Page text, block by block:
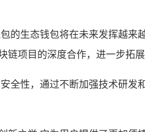
的生态钱包将在未来发挥越
项目的深度合作，进一步拓
全性，通过不断加强技术研